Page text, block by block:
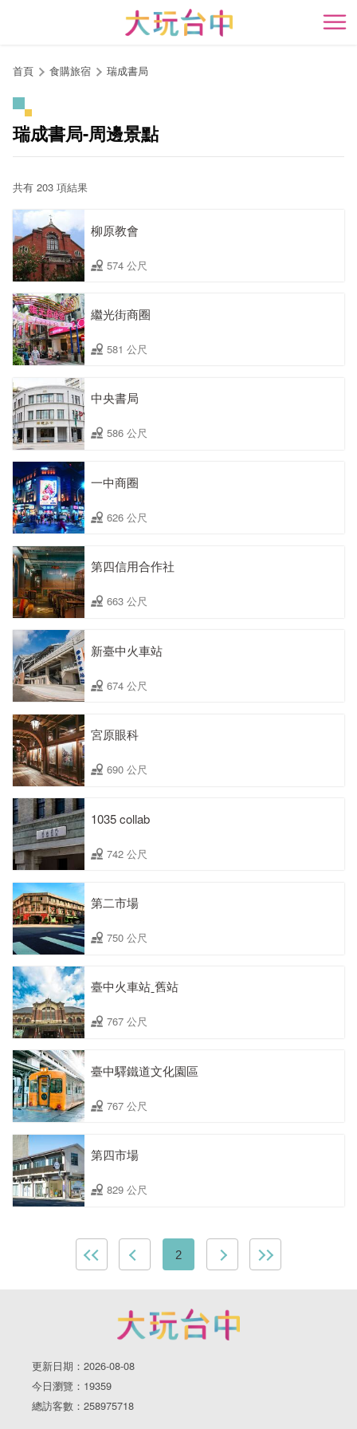
開
首頁 食購旅宿 瑞成書局
瑞成書局-周邊景點
共有 203 項結果
柳原教會
574 公尺
繼光街商圈
581 公尺
中央書局
586 公尺
一中商圈
626 公尺
第四信用合作社
663 公尺
新臺中火車站
674 公尺
宮原眼科
690 公尺
1035 collab
742 公尺
第二市場
750 公尺
臺中火車站ˍ舊站
767 公尺
臺中驛鐵道文化園區
767 公尺
第四市場
829 公尺
2
更新日期：2026-08-08
今日瀏覽：19359
總訪客數：258975718